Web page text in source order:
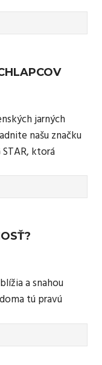
jarných
našu značku
ktorá
a snahou
tú pravú